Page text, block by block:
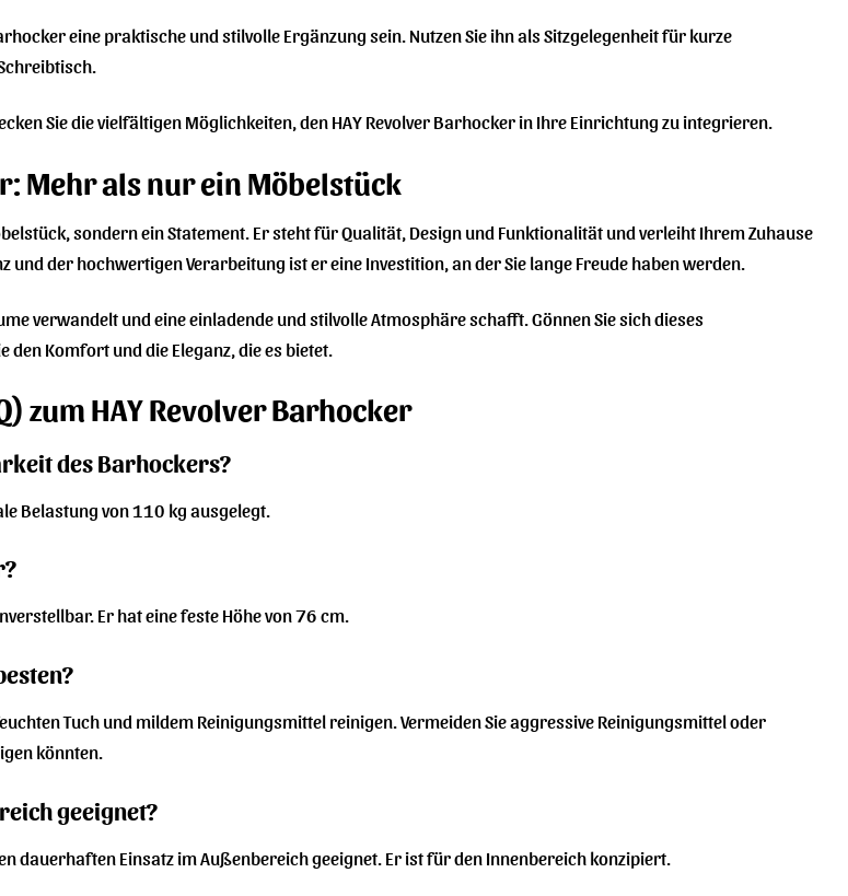
eine praktische und stilvolle Ergänzung sein. Nutzen Sie ihn als Sitzgelegenheit für kurze
Sie die vielfältigen Möglichkeiten, den HAY Revolver Barhocker in Ihre Einrichtung zu integrieren.
Mehr als nur ein Möbelstück
sondern ein Statement. Er steht für Qualität, Design und Funktionalität und verleiht Ihrem Zuhause
und der hochwertigen Verarbeitung ist er eine Investition, an der Sie lange Freude haben werden.
verwandelt und eine einladende und stilvolle Atmosphäre schafft. Gönnen Sie sich dieses
Komfort und die Eleganz, die es bietet.
zum HAY Revolver Barhocker
des Barhockers?
Belastung von 110 kg ausgelegt.
Er hat eine feste Höhe von 76 cm.
Tuch und mildem Reinigungsmittel reinigen. Vermeiden Sie aggressive Reinigungsmittel oder
könnten.
geeignet?
dauerhaften Einsatz im Außenbereich geeignet. Er ist für den Innenbereich konzipiert.